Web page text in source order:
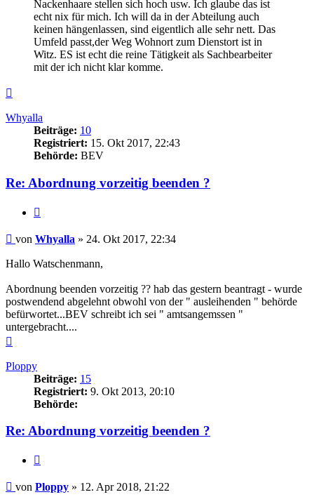
Nackenhaare stellen sich hoch usw. Ich glaube das ist
echt nix für mich. Ich will da in der Abteilung auch
keinen hängenlassen, sind eigentlich alle sehr nett. Das
Umfeld passt,der Weg Wohnort zum Dienstort ist in
Witz. ES ist echt die reine Tätigkeit als Sachbearbeiter
mit der ich nicht klar komme.
Whyalla
Beiträge: 10
Registriert: 15. Okt 2017, 22:43
Behörde: BEV
Re: Abordnung vorzeitig beenden ?
Beitrag
von Whyalla » 24. Okt 2017, 22:34
Hallo Watschenmann,
Abordnung beenden vorzeitig ?? hab das gestern beantragt - wurde
postwendend abgelehnt obwohl von der " ausleihenden " behörde
befürwortet...BEV schreibt ich sei " amtsangemssen "
untergebracht....
Ploppy
Beiträge: 15
Registriert: 9. Okt 2013, 20:10
Behörde:
Re: Abordnung vorzeitig beenden ?
Beitrag
von Ploppy » 12. Apr 2018, 21:22